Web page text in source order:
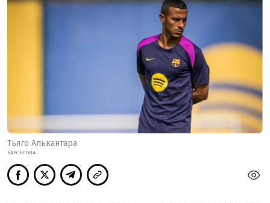
Тьяго Алькантара
БАРСЕЛОНА